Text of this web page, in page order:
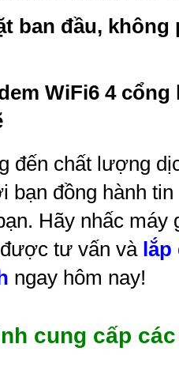
ban đầu, không
WiFi6 4 cổng
đến chất lượng
bạn đồng hành
Hãy nhấc máy
tư vấn và
ngay hôm nay!
cung cấp